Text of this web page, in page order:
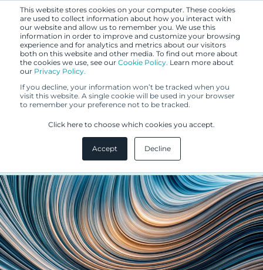
This website stores cookies on your computer. These cookies
are used to collect information about how you interact with
our website and allow us to remember you. We use this
information in order to improve and customize your browsing
experience and for analytics and metrics about our visitors
both on this website and other media. To find out more about
the cookies we use, see our Cookie Policy. Learn more about
our Privacy Policy.
If you decline, your information won’t be tracked when you
visit this website. A single cookie will be used in your browser
to remember your preference not to be tracked.
Click here to choose which cookies you accept.
Accept Decline
10.1.2018
Sopimus sitoo - ja tyhmyydestä
sakotetaan!